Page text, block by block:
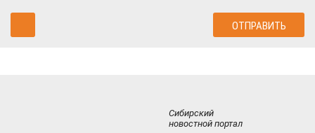
Сибирский
новостной портал